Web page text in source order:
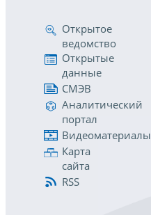
Открытое
ведомство
Открытые
данные
СМЭВ
Аналитический
портал
Видеоматериалы
Карта
сайта
RSS